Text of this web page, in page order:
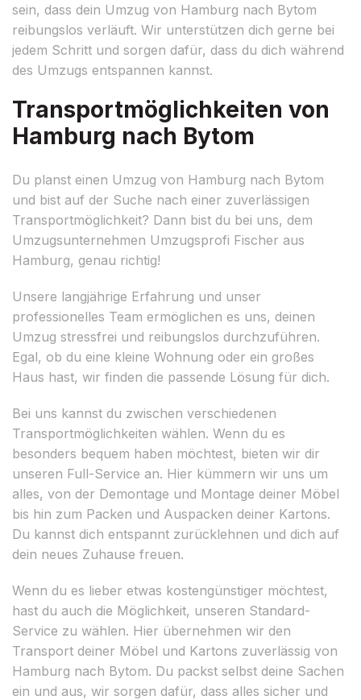
sein, dass dein Umzug von Hamburg nach Bytom
reibungslos verläuft. Wir unterstützen dich gerne bei
jedem Schritt und sorgen dafür, dass du dich während
des Umzugs entspannen kannst.
Transportmöglichkeiten von
Hamburg nach Bytom
Du planst einen Umzug von Hamburg nach Bytom
und bist auf der Suche nach einer zuverlässigen
Transportmöglichkeit? Dann bist du bei uns, dem
Umzugsunternehmen Umzugsprofi Fischer aus
Hamburg, genau richtig!
Unsere langjährige Erfahrung und unser
professionelles Team ermöglichen es uns, deinen
Umzug stressfrei und reibungslos durchzuführen.
Egal, ob du eine kleine Wohnung oder ein großes
Haus hast, wir finden die passende Lösung für dich.
Bei uns kannst du zwischen verschiedenen
Transportmöglichkeiten wählen. Wenn du es
besonders bequem haben möchtest, bieten wir dir
unseren Full-Service an. Hier kümmern wir uns um
alles, von der Demontage und Montage deiner Möbel
bis hin zum Packen und Auspacken deiner Kartons.
Du kannst dich entspannt zurücklehnen und dich auf
dein neues Zuhause freuen.
Wenn du es lieber etwas kostengünstiger möchtest,
hast du auch die Möglichkeit, unseren Standard-
Service zu wählen. Hier übernehmen wir den
Transport deiner Möbel und Kartons zuverlässig von
Hamburg nach Bytom. Du packst selbst deine Sachen
ein und aus, wir sorgen dafür, dass alles sicher und